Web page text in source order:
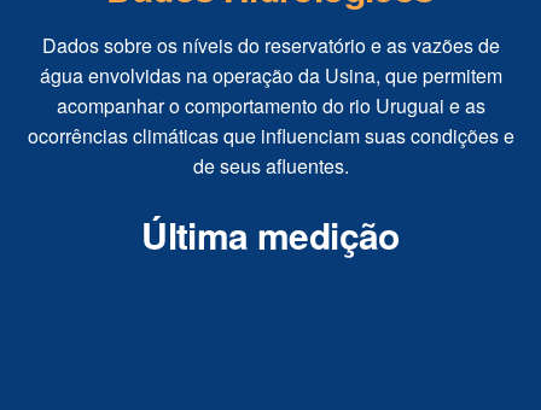
Dados sobre os níveis do reservatório e as vazões de
água envolvidas na operação da Usina, que permitem
acompanhar o comportamento do rio Uruguai e as
ocorrências climáticas que influenciam suas condições e
de seus afluentes.
Última medição